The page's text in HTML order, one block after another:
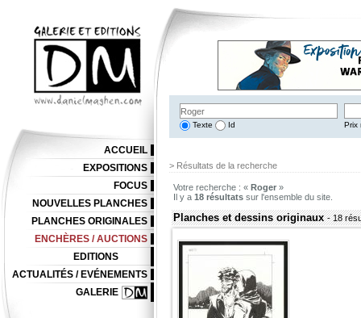
Texte Id Prix
> Résultats de la recherche
Votre recherche : « Roger »
Il y a 18 résultats sur l'ensemble du site.
Planches et dessins originaux- 18
ACCUEIL
EXPOSITIONS
FOCUS
NOUVELLES PLANCHES
PLANCHES ORIGINALES
ENCHÈRES / AUCTIONS
EDITIONS
ACTUALITÉS / EVÉNEMENTS
GALERIE